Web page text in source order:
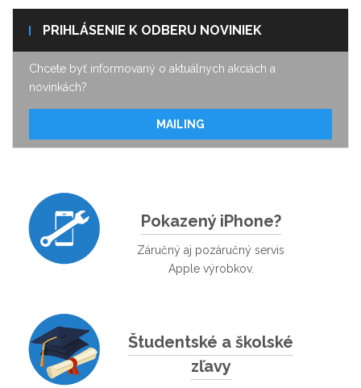
PRIHLÁSENIE K ODBERU NOVINIEK
Chcete byť informovaný o aktuálnych akciách a
novinkách?
MAILING
Pokazený iPhone?
Záručný aj pozáručný servis
Apple výrobkov.
Študentské a školské
zľavy